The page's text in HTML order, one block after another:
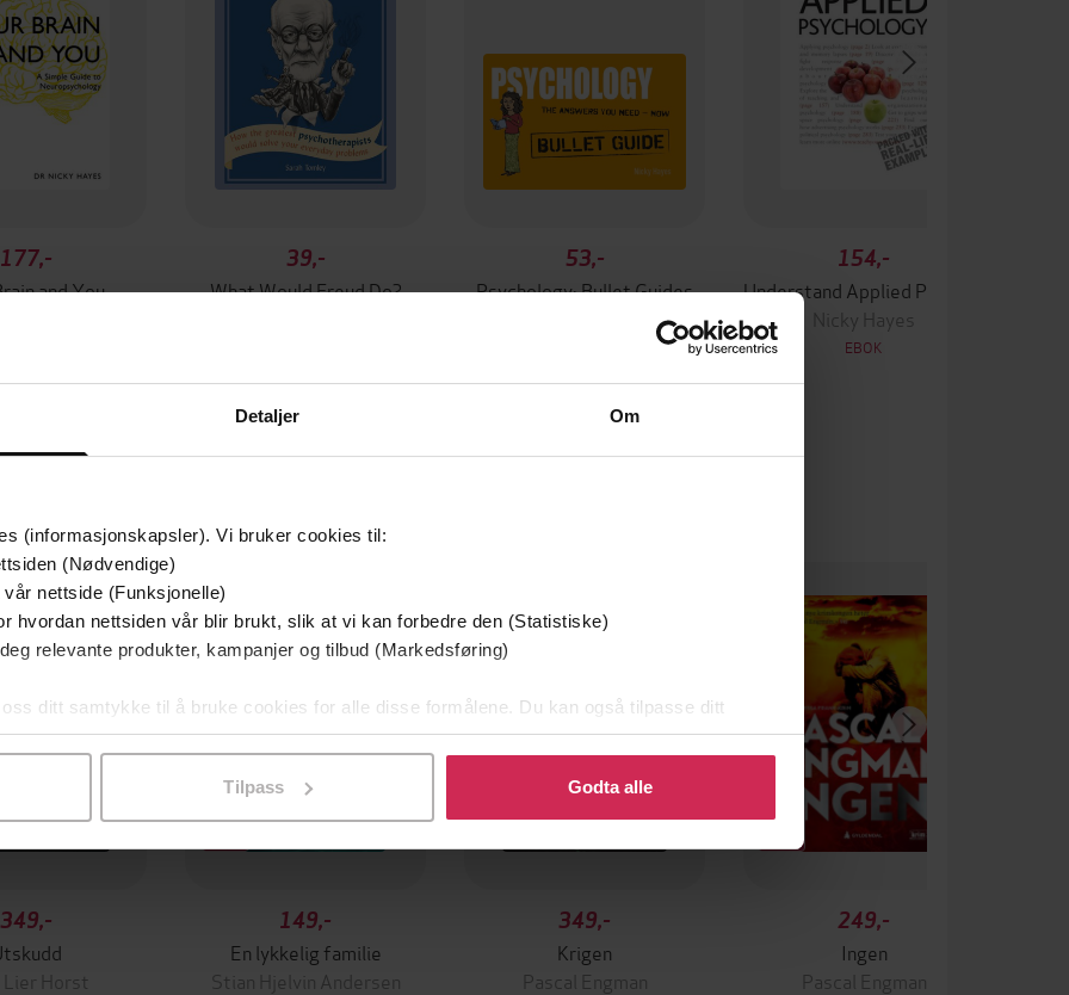
Detaljer Om
(informasjonskapsler). Vi bruker cookies til:
(Nødvendige)
nettside (Funksjonelle)
hvordan nettsiden vår blir brukt, slik at vi kan forbedre den (Statistiske)
relevante produkter, kampanjer og tilbud (Markedsføring)
ditt samtykke til å bruke cookies for alle disse formålene. Du kan også tilpasse ditt
ved å klikke på «Tilpass». Du kan når som helst trekke tilbake eller endre ditt samtykke.
Tilpass Godta alle
177,-
and You
39,-
What Would Freud Do?
53,-
Psychology: Bullet Guides
154,-
Nicky Hayes
EBOK
på tilbud
349,-
Lier Horst
149,-
En lykkelig familie
Stian Hjelvin Andersen
349,-
Krigen
Pascal Engman
249,-
Ingen
Pascal Engman